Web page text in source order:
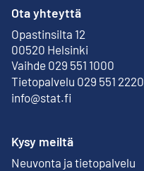
Ota yhteyttä
Opastinsilta 12
00520 Helsinki
Ulkoinen linkki
Vaihde 029 551 1000
Tietopalvelu 029 551 2220
info@stat.fi
Kysy meiltä
Neuvonta ja tietopalvelu